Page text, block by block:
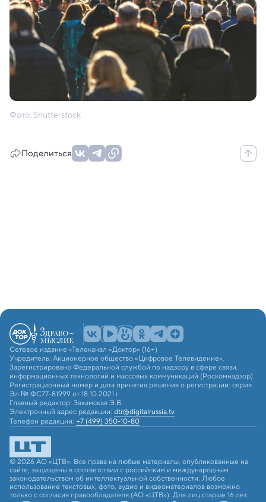
Фото: Shutterstock
Поделиться
Сетевое издание «Телеканал «Доктор» (16+)
Учредитель: Акционерное общество «Цифровое Телевидение».
Зарегистрировано Федеральной службой по надзору в сфере связи,
информационных технологий и массовых коммуникаций (Роскомнадзор).
Регистрационный номер и дата принятия решения о регистрации: серия
Эл № ФС77-81999 от 18.10.2021 г.
Главный редактор: Закамская Э.В.
Электронный адрес редакции: dtr@digitalrussia.tv
Телефон редакции: +7 (499) 350-10-80
© 2026 АО «ЦТВ». Все права на любые материалы, опубликованные на
сайте, защищены в соответствии с российским и международным
законодательством об интеллектуальной собственности. Любое
использование текстовых, фото, аудио и видеоматериалов возможно
только с согласия правообладателя (АО «ЦТВ»). Для лиц старше 16 лет.